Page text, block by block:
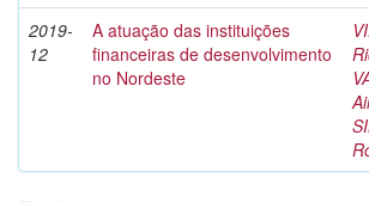
2019-
12
A atuação das instituições
financeiras de desenvolvimento
no Nordeste